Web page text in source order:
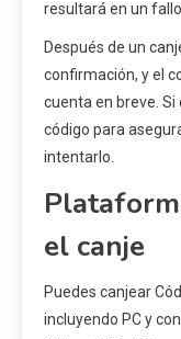
resultará en un
Después de un
confirmación, y el
cuenta en breve.
código para
intentarlo.
el canje
Puedes canjear
incluyendo PC y